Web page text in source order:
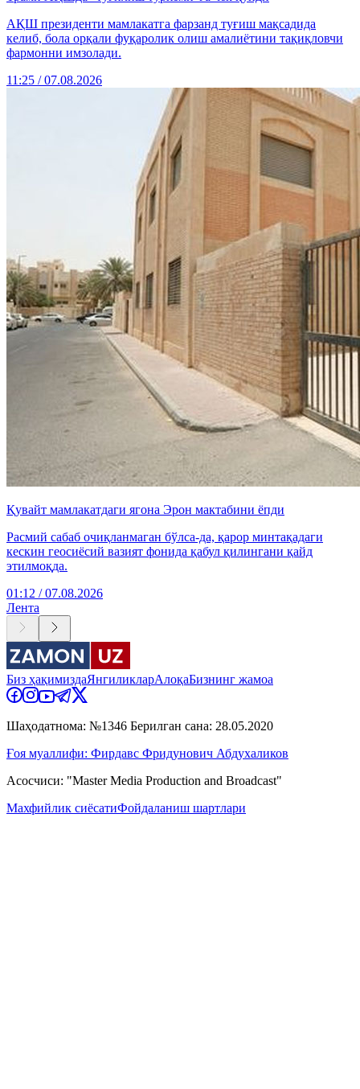
АҚШ президенти мамлакатга фарзанд туғиш мақсадида
келиб, бола орқали фуқаролик олиш амалиётини тақиқловчи
фармонни имзолади.
11:25 / 07.08.2026
Қувайт мамлакатдаги ягона Эрон мактабини ёпди
Расмий сабаб очиқланмаган бўлса-да, қарор минтақадаги
кескин геосиёсий вазият фонида қабул қилингани қайд
этилмоқда.
01:12 / 07.08.2026
Лента
Биз ҳақимиздаЯнгиликларАлоқаБизнинг жамоа
Шаҳодатнома: №1346 Берилган сана: 28.05.2020
Ғоя муаллифи: Фирдавс Фридунович Абдухаликов
Асосчиси: "Master Media Production and Broadcast"
Махфийлик сиёсатиФойдаланиш шартлари